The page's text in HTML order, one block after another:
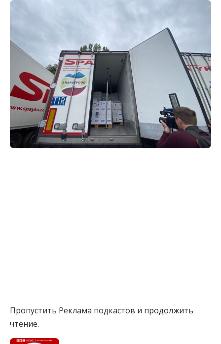
Пропустить Реклама подкастов и продолжить
чтение.